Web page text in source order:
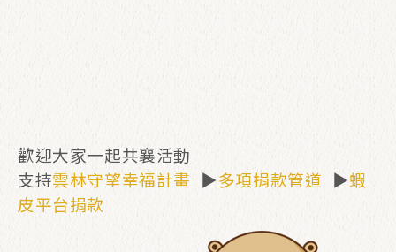
歡迎大家一起共襄活動
支持雲林守望幸福計畫 ▶多項捐款管道 ▶蝦
皮平台捐款